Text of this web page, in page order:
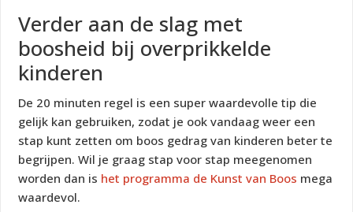
Verder aan de slag met
boosheid bij overprikkelde
kinderen
De 20 minuten regel is een super waardevolle tip die
gelijk kan gebruiken, zodat je ook vandaag weer een
stap kunt zetten om boos gedrag van kinderen beter te
begrijpen. Wil je graag stap voor stap meegenomen
worden dan is het programma de Kunst van Boos mega
waardevol.